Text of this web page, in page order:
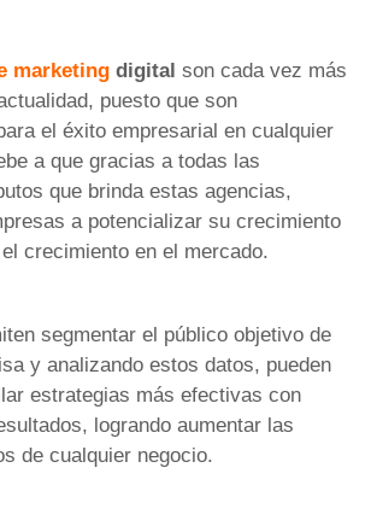
marketing digital son cada vez más
puesto que son
el éxito empresarial en cualquier
a que gracias a todas las
que brinda estas agencias,
a potencializar su crecimiento
crecimiento en el mercado.
segmentar el público objetivo de
y analizando estos datos, pueden
estrategias más efectivas con
logrando aumentar las
de cualquier negocio.